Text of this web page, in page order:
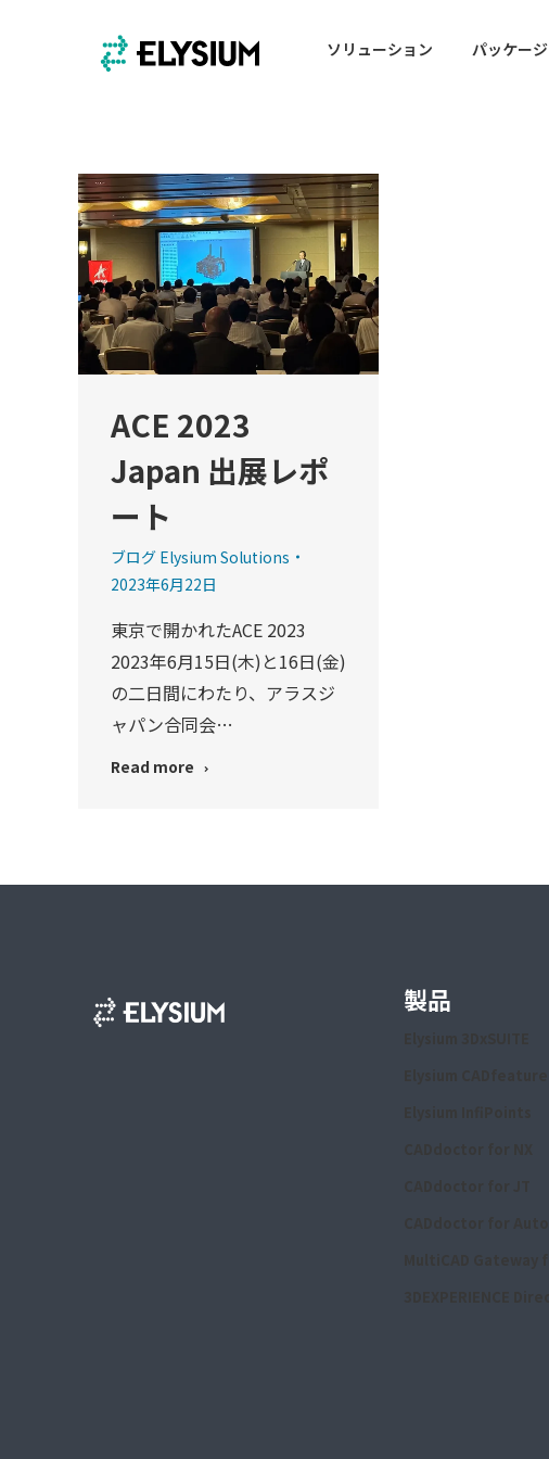
ソリューション パッケージ
ACE 2023
Japan 出展レポ
ート
ブログ Elysium Solutions
2023年6月22日
東京で開かれたACE 2023
2023年6月15日(木)と16日(金)
の二日間にわたり、アラスジ
ャパン合同会…
Read more
製品